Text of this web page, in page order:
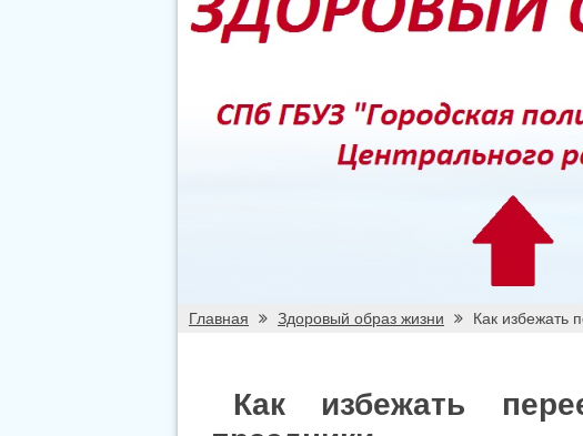
Главная Здоровый образ жизни Как избежать
Как избежать